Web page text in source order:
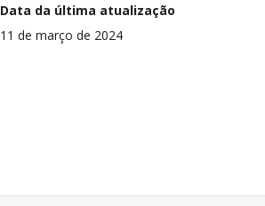
Data da última atualização
11 de março de 2024